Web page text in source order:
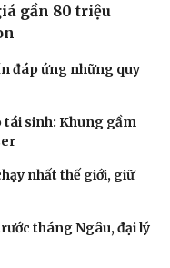
gần 80 triệu
đáp ứng những quy
tái sinh: Khung gầm
nhất thế giới, giữ
tháng Ngâu, đại lý